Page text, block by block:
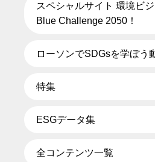
スペシャルサイト 環境ビ
Blue Challenge 2050！
ローソンでSDGsを学ぼう
特集
ESGデータ集
全コンテンツ一覧